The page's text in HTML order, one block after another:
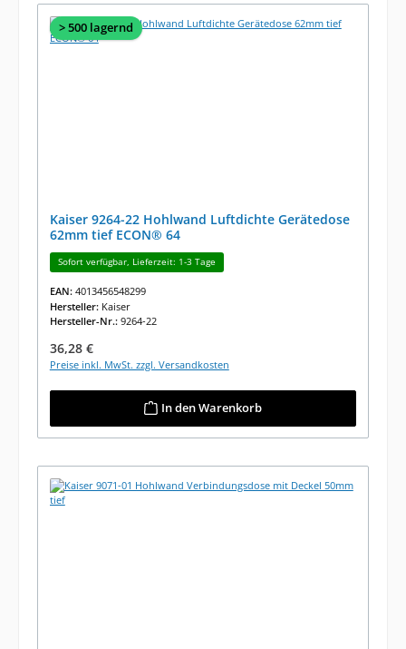
> 500 lagernd
Kaiser 9264-22 Hohlwand Luftdichte Gerätedose
62mm tief ECON® 64
Sofort verfügbar, Lieferzeit: 1-3 Tage
EAN: 4013456548299
Hersteller: Kaiser
Hersteller-Nr.: 9264-22
Regulärer Preis:
36,28 €
Preise inkl. MwSt. zzgl. Versandkosten
In den Warenkorb